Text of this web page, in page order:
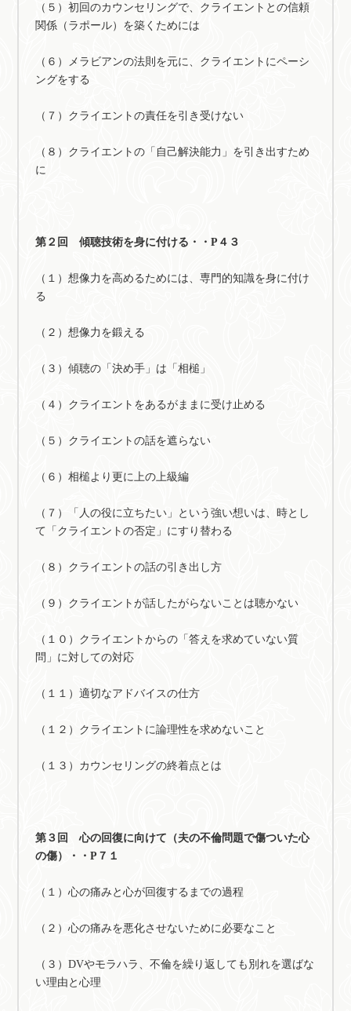
（５）初回のカウンセリングで、クライエントとの信頼
関係（ラポール）を築くためには
（６）メラビアンの法則を元に、クライエントにペーシ
ングをする
（７）クライエントの責任を引き受けない
（８）クライエントの「自己解決能力」を引き出すため
に
第２回 傾聴技術を身に付ける・・P４３
（１）想像力を高めるためには、専門的知識を身に付け
る
（２）想像力を鍛える
（３）傾聴の「決め手」は「相槌」
（４）クライエントをあるがままに受け止める
（５）クライエントの話を遮らない
（６）相槌より更に上の上級編
（７）「人の役に立ちたい」という強い想いは、時とし
て「クライエントの否定」にすり替わる
（８）クライエントの話の引き出し方
（９）クライエントが話したがらないことは聴かない
（１０）クライエントからの「答えを求めていない質
問」に対しての対応
（１１）適切なアドバイスの仕方
（１２）クライエントに論理性を求めないこと
（１３）カウンセリングの終着点とは
第３回 心の回復に向けて（夫の不倫問題で傷ついた心
の傷）・・P７１
（１）心の痛みと心が回復するまでの過程
（２）心の痛みを悪化させないために必要なこと
（３）DVやモラハラ、不倫を繰り返しても別れを選ばな
い理由と心理